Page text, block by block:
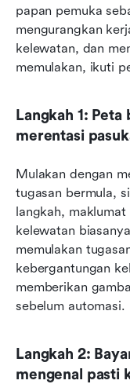
papan pemuka
mengurangkan
kelewatan, dan
memulakan, ikuti
Langkah 1:
merentasi
Mulakan dengan
tugasan bermula,
langkah,
kelewatan
memulakan
kebergantungan
memberikan
sebelum automasi.
Langkah 2:
mengenal pasti